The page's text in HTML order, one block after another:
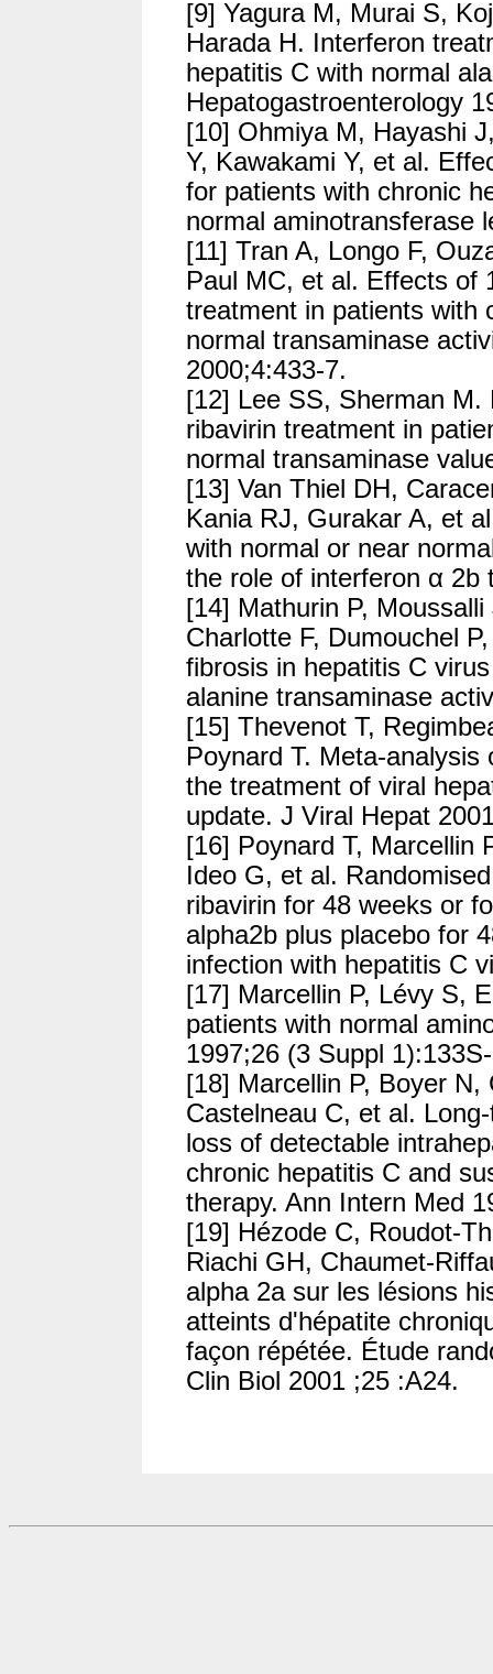
[9] Yagura M, Murai S,
Harada H. Interferon
hepatitis C with normal
Hepatogastroenterology
[10] Ohmiya M, Hayashi
Y, Kawakami Y, et al.
for patients with chronic
normal aminotransferase
[11] Tran A, Longo F,
Paul MC, et al. Effects of
treatment in patients with
normal transaminase
2000;4:433-7.
[12] Lee SS, Sherman
ribavirin treatment in
normal transaminase
[13] Van Thiel DH,
Kania RJ, Gurakar A, et
with normal or near
the role of interferon α 2b
[14] Mathurin P,
Charlotte F, Dumouchel
fibrosis in hepatitis C
alanine transaminase
[15] Thevenot T,
Poynard T. Meta-
the treatment of viral
update. J Viral Hepat
[16] Poynard T, Marcellin
Ideo G, et al.
ribavirin for 48 weeks or
alpha2b plus placebo for
infection with hepatitis C
[17] Marcellin P, Lévy S,
patients with normal
1997;26 (3 Suppl
[18] Marcellin P, Boyer
Castelneau C, et al.
loss of detectable
chronic hepatitis C and
therapy. Ann Intern Med
[19] Hézode C, Roudot-
Riachi GH, Chaumet-
alpha 2a sur les lésions
atteints d'hépatite
façon répétée. Étude
Clin Biol 2001 ;25 :A24.